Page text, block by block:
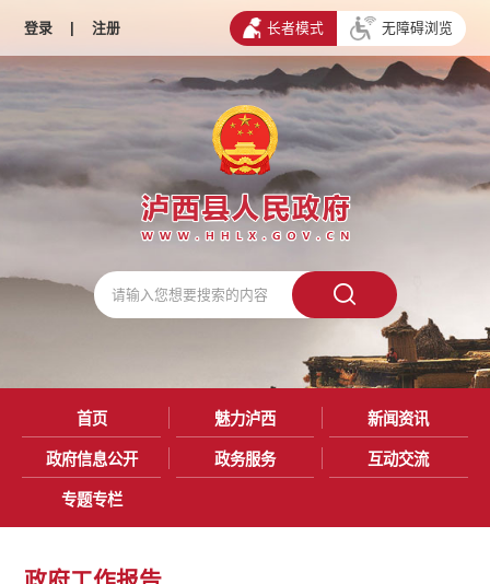
登录 | 注册 长者模式 无障碍浏览
首页 魅力泸西 新闻资讯
政府信息公开 政务服务 互动交流
专题专栏